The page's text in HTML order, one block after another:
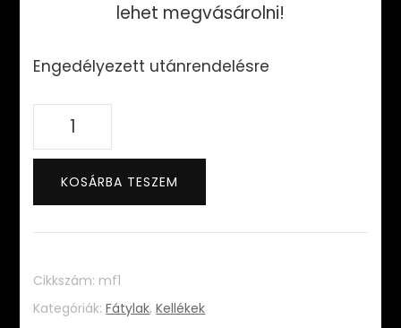
lehet megvásárolni!
Engedélyezett utánrendelésre
Maria
fátyol
mennyiség
KOSÁRBA TESZEM
Cikkszám: mf1
Kategóriák:Fátylak,Kellékek